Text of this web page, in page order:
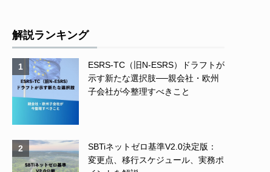
解説ランキング
1
ESRS-TC（旧N-ESRS）ドラフトが
示す新たな選択肢──親会社・欧州
子会社が今整理すべきこと
2
SBTiネットゼロ基準V2.0決定版：
変更点、移行スケジュール、実務ポ